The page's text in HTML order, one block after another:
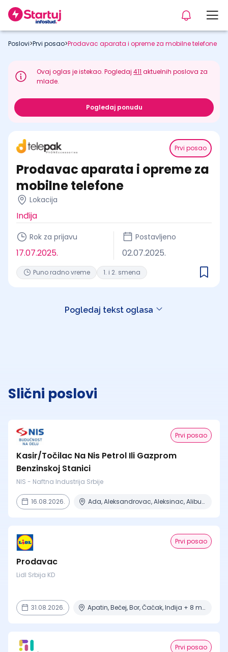
Poslovi>Prvi posao>Prodavac aparata i opreme za mobilne telefone
Ovaj oglas je istekao. Pogledaj411 aktuelnih poslova za
mlade.
Pogledaj ponudu
Prvi posao
Prodavac aparata i opreme za
mobilne telefone
Lokacija
Inđija
Rok za prijavu
17.07.2025.
Postavljeno
02.07.2025.
Puno radno vreme 1. i 2. smena
Pogledaj tekst oglasa
Slični poslovi
Prvi posao
Kasir/Točilac Na Nis Petrol Ili Gazprom
Benzinskoj Stanici
NIS - Naftna Industrija Srbije
16.08.2026. Ada, Aleksandrovac, Aleksinac, Alibunar, Apatin + 206 mesta
Prvi posao
Prodavac
Lidl Srbija KD
31.08.2026. Apatin, Bečej, Bor, Čačak, Inđija + 8 mesta
Prvi posao